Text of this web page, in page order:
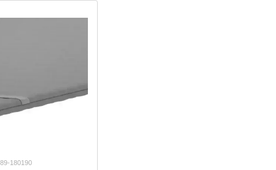
180190